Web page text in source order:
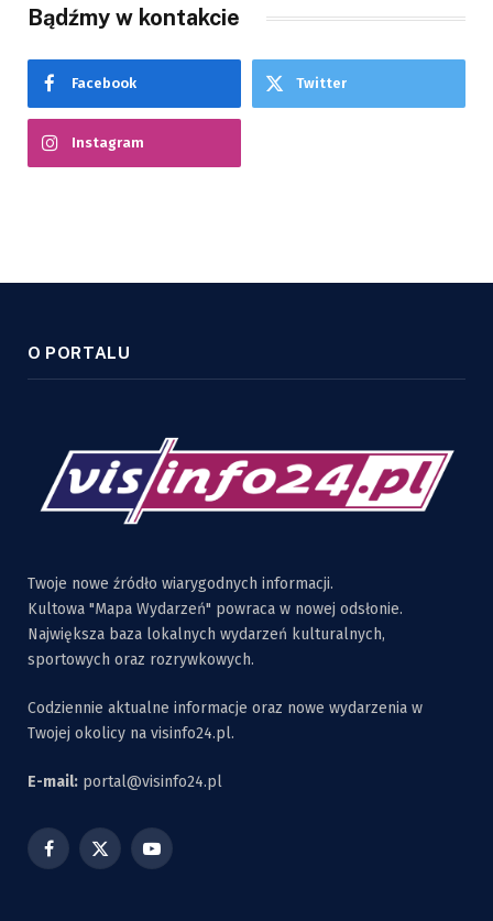
Bądźmy w kontakcie
Facebook Twitter
Instagram
O PORTALU
Twoje nowe źródło wiarygodnych informacji.
Kultowa "Mapa Wydarzeń" powraca w nowej odsłonie.
Największa baza lokalnych wydarzeń kulturalnych,
sportowych oraz rozrywkowych.
Codziennie aktualne informacje oraz nowe wydarzenia w
Twojej okolicy na visinfo24.pl.
E-mail: portal@visinfo24.pl
Facebook
X
YouTube